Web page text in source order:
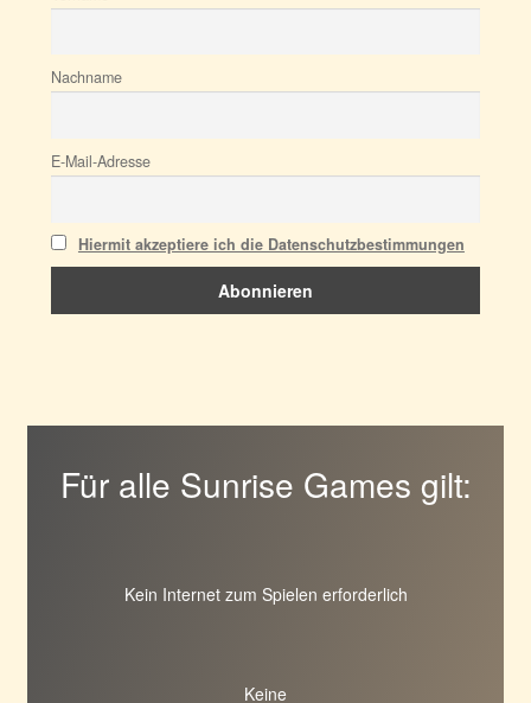
Nachname
E-Mail-Adresse
Hiermit akzeptiere ich die Datenschutzbestimmungen
Für alle Sunrise Games gilt:
Kein Internet zum Spielen erforderlich
Keine